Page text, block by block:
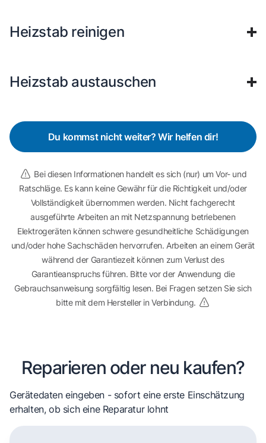
Heizstab reinigen
Heizstab austauschen
Du kommst nicht weiter? Wir helfen dir!
Bei diesen Informationen handelt es sich (nur) um Vor- und
Ratschläge. Es kann keine Gewähr für die Richtigkeit und/oder
Vollständigkeit übernommen werden. Nicht fachgerecht
ausgeführte Arbeiten an mit Netzspannung betriebenen
Elektrogeräten können schwere gesundheitliche Schädigungen
und/oder hohe Sachschäden hervorrufen. Arbeiten an einem Gerät
während der Garantiezeit können zum Verlust des
Garantieanspruchs führen. Bitte vor der Anwendung die
Gebrauchsanweisung sorgfältig lesen. Bei Fragen setzen Sie sich
bitte mit dem Hersteller in Verbindung.
Reparieren oder neu kaufen?
Gerätedaten eingeben - sofort eine erste Einschätzung
erhalten, ob sich eine Reparatur lohnt